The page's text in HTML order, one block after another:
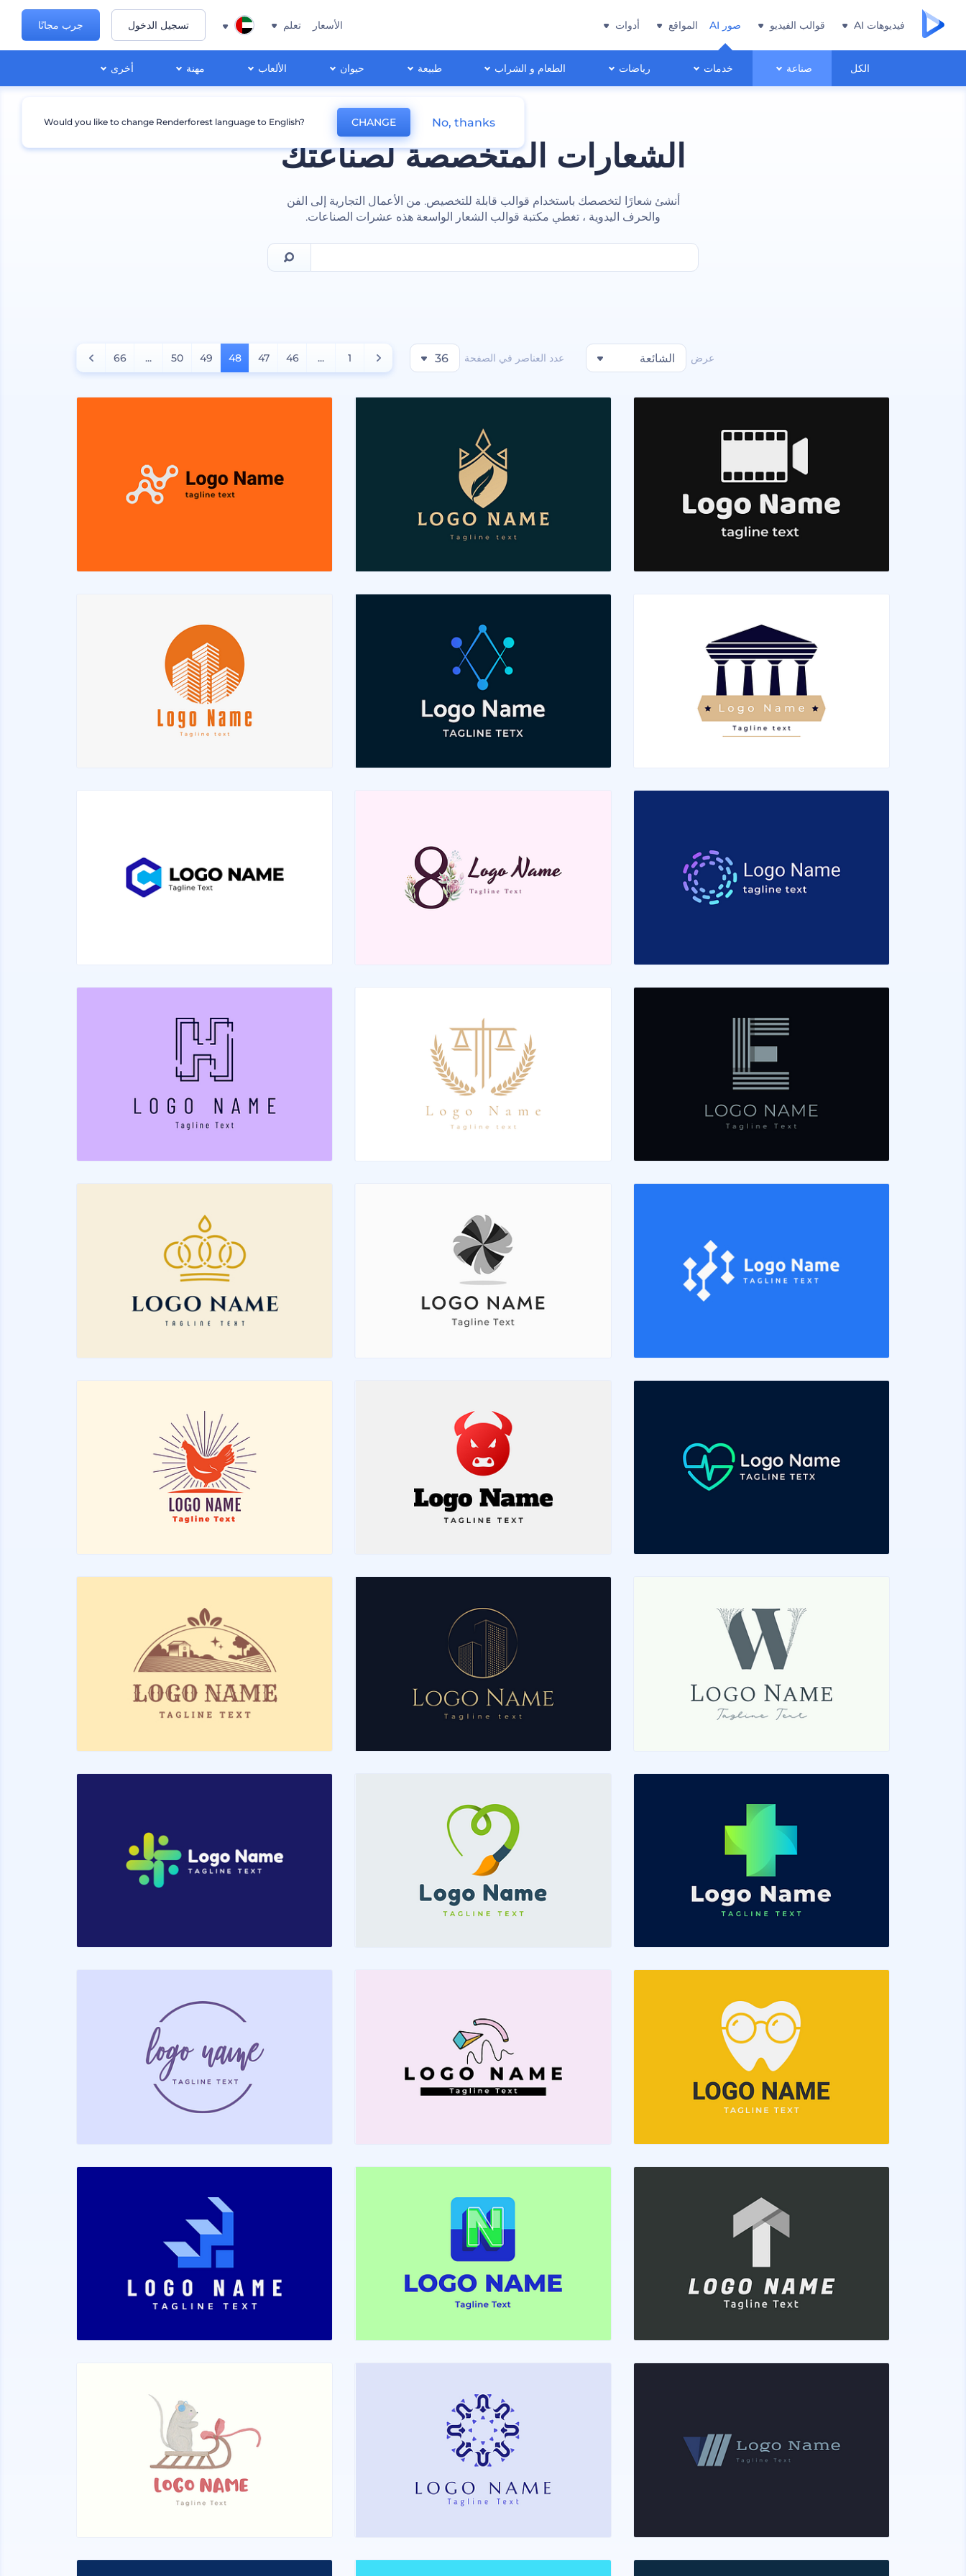
فيديوهات AI قوالب الفيديو صور AI
الكل صناعة خدمات رياضات الطعام و الشراب طبيعة حيوان الألعاب مهنة أخرى
المواقع أدوات الأسعار تعلم تسجيل الدخول جرب مجانًا
الشعارات المتخصصة لصناعتك
أنشئ شعارًا لتخصصك باستخدام قوالب قابلة للتخصيص. من الأعمال التجارية إلى الفن
والحرف اليدوية ، تغطي مكتبة قوالب الشعار الواسعة هذه عشرات الصناعات.
عرض الشائعة عدد العناصر في الصفحة 36
1
...
46
47
48
49
50
...
66
Would you like to change Renderforest language to English? CHANGE No, thanks